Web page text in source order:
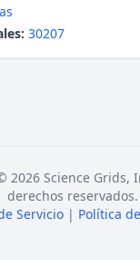
30207
2026 Science Grids,
derechos reservados.
Servicio | Política